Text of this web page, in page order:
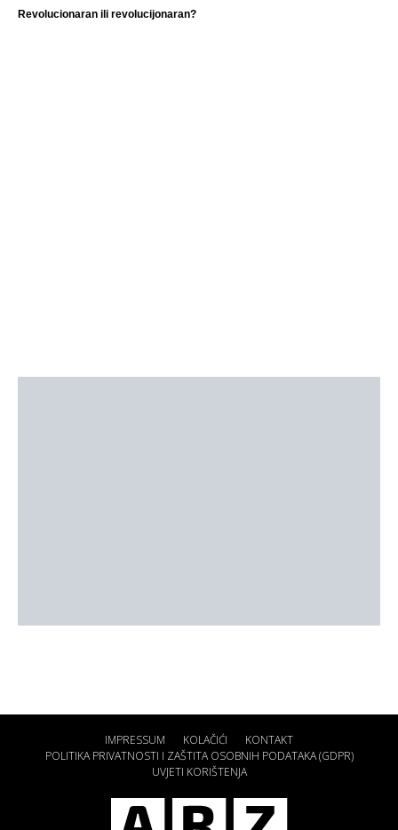
Revolucionaran ili revolucijonaran?
IMPRESSUM KOLAČIĆI
KONTAKT
POLITIKA PRIVATNOSTI I ZAŠTITA OSOBNIH PODATAKA (GDPR)
UVJETI KORIŠTENJA